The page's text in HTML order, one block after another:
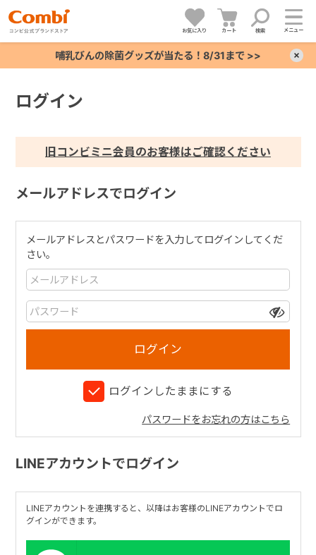
お気に入り カート 検索 メニュー
哺乳びんの除菌グッズが当たる！8/31まで >>
ログイン
旧コンビミニ会員のお客様はご確認ください
メールアドレスでログイン
メールアドレスとパスワードを入力してログインしてくだ
さい。
ログインしたままにする
パスワードをお忘れの方はこちら
LINEアカウントでログイン
LINEアカウントを連携すると、以降はお客様のLINEアカウントでロ
グインができます。